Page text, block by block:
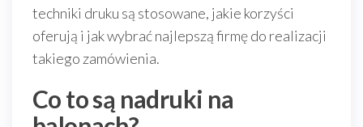
techniki druku są stosowane, jakie korzyści
oferują i jak wybrać najlepszą firmę do realizacji
takiego zamówienia.
Co to są nadruki na